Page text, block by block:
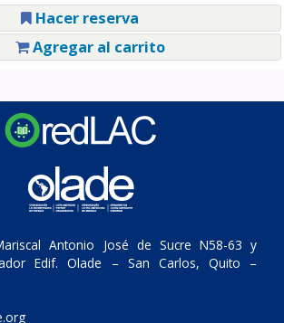
Hacer reserva
Agregar al carrito
Antonio José de Sucre N58-63 y
Edif. Olade – San Carlos, Quito –